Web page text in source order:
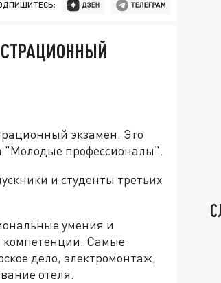
экзамен. Это
"Молодые профессионалы".
и студенты третьих
умения и
компетенции. Самые
дело, электромонтаж,
отеля.